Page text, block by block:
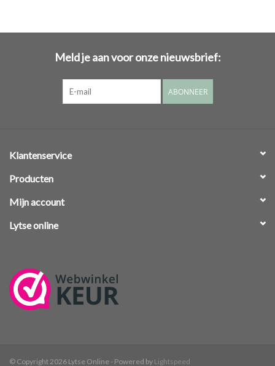
Meld je aan voor onze nieuwsbrief:
ABONNEER
Klantenservice
Producten
Mijn account
Lytse online
© Copyright 2026 Lytse Online - Powered by Lightspeed